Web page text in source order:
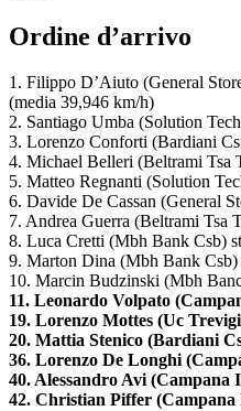
Ordine d’arrivo
1. Filippo D’Aiuto (General
(media 39,946 km/h)
2. Santiago Umba (Solution
3. Lorenzo Conforti (Bardiani
4. Michael Belleri (Beltrami Tsa
5. Matteo Regnanti (Solution
6. Davide De Cassan (General
7. Andrea Guerra (Beltrami Tsa
8. Luca Cretti (Mbh Bank Csb) st
9. Marton Dina (Mbh Bank Csb)
10. Marcin Budzinski (Mbh
11. Leonardo Volpato
19. Lorenzo Mottes (Uc
20. Mattia Stenico (Bardiani
36. Lorenzo De Longhi
40. Alessandro Avi (Campana
42. Christian Piffer (Campana